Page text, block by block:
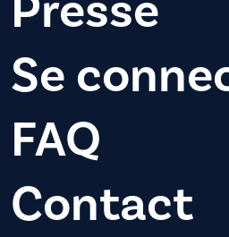
Se
FAQ
Contact